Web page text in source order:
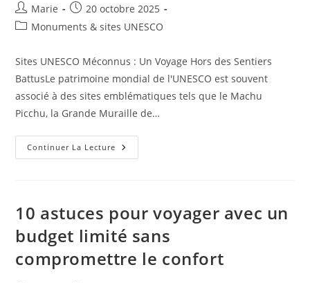
Auteur/autrice
de
Marie
Publication
publiée :
20 octobre 2025
PostMonuments & sites UNESCO
Sites UNESCO Méconnus : Un Voyage Hors des Sentiers
BattusLe patrimoine mondial de l'UNESCO est souvent
associé à des sites emblématiques tels que le Machu
Picchu, la Grande Muraille de…
Continuer La Lecture Les
Trésors
L’UNESCO
Au-
Delà
Des
Sites
10 astuces pour voyager avec un
budget limité sans
compromettre le confort